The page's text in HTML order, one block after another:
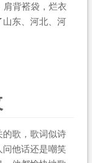
肩背褡袋，烂衣
东、河北、河
歌，歌词似诗
他话还是嘲笑